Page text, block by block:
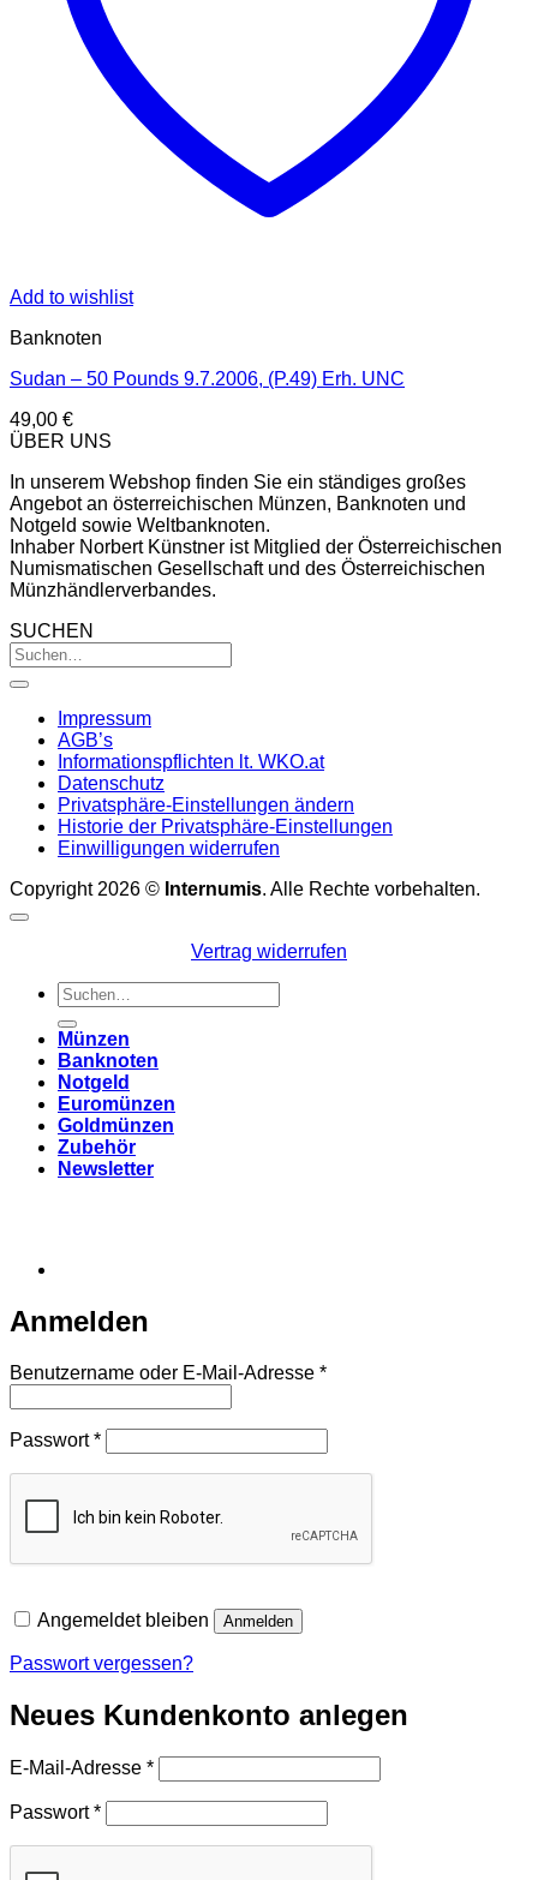
Add to wishlist
Banknoten
Sudan – 50 Pounds 9.7.2006, (P.49) Erh. UNC
49,00 €
ÜBER UNS
In unserem Webshop finden Sie ein ständiges großes
Angebot an österreichischen Münzen, Banknoten und
Notgeld sowie Weltbanknoten.
Inhaber Norbert Künstner ist Mitglied der Österreichischen
Numismatischen Gesellschaft und des Österreichischen
Münzhändlerverbandes.
SUCHEN
Impressum
AGB’s
Informationspflichten lt. WKO.at
Datenschutz
Privatsphäre-Einstellungen ändern
Historie der Privatsphäre-Einstellungen
Einwilligungen widerrufen
Copyright 2026 © Internumis. Alle Rechte vorbehalten.
Vertrag widerrufen
Suchen
nach:
Münzen
Banknoten
Notgeld
Euromünzen
Goldmünzen
Zubehör
Newsletter
Anmelden
Benutzername oder E-Mail-Adresse *Erforderlich
Passwort*Erforderlich
Angemeldet bleiben Anmelden
Passwort vergessen?
Neues Kundenkonto anlegen
E-Mail-Adresse *Erforderlich
Passwort*Erforderlich